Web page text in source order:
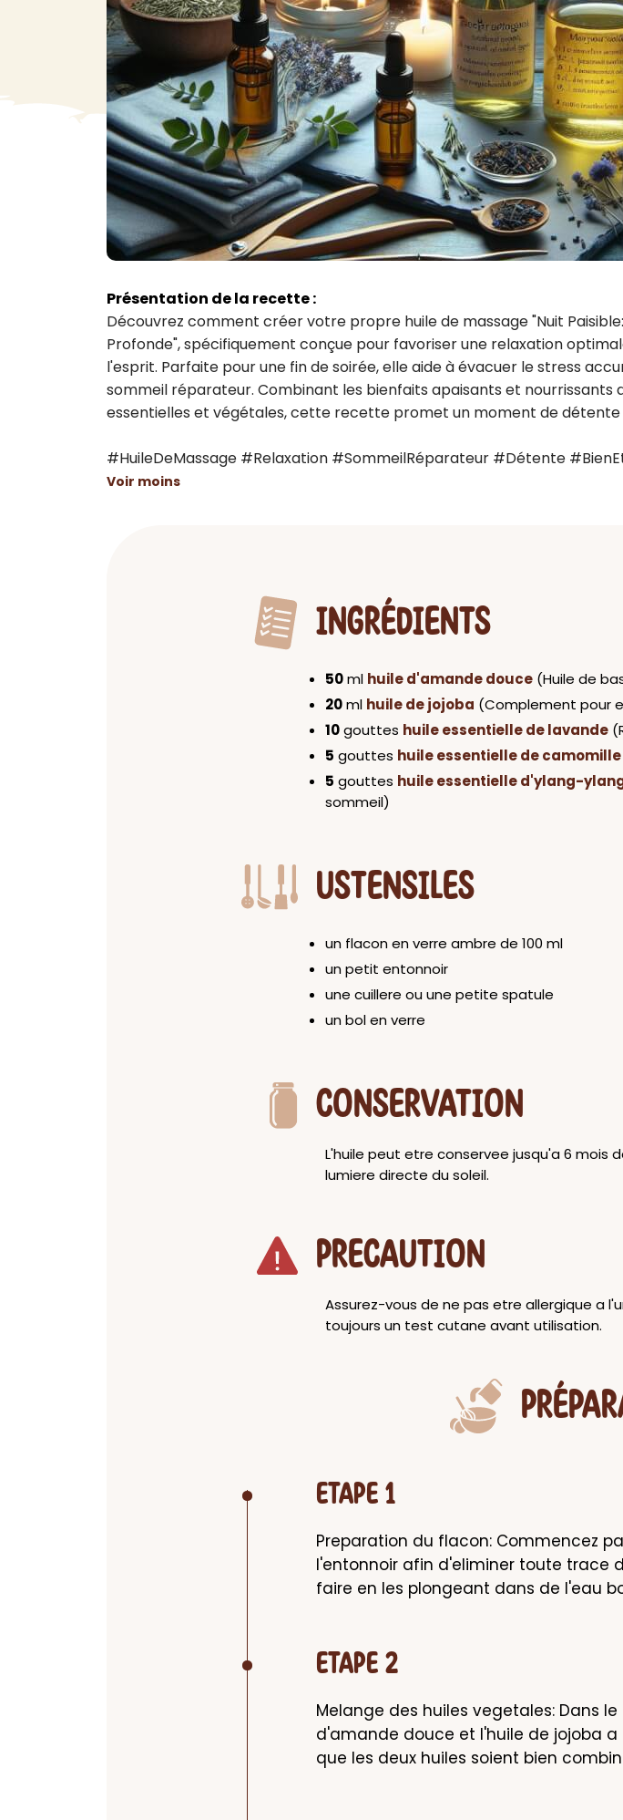
VAISELLE
Liquide Vaiselle
Entretien Lave Vaiselle
Autre
> Voir tout
Spécial
Objet
Autre
> Voir
BAIN ET
Gel douche
Savon
Huile de bain
Pain moussant
Bombe de bain
Autre
> Voir tout
Présentation de la recette :
Découvrez comment créer votre propre huile de massage "Nuit
Profonde", spécifiquement conçue pour favoriser une relaxation
l'esprit. Parfaite pour une fin de soirée, elle aide à évacuer le stress
sommeil réparateur. Combinant les bienfaits apaisants et nourrissants
essentielles et végétales, cette recette promet un moment de détente
#HuileDeMassage #Relaxation #SommeilRéparateur #Détente
Voir moins
INGRÉDIENTS
50ml huile d'amande douce (Huile de
20ml huile de jojoba (Complement pour
10gouttes huile essentielle de lavande
5 gouttes huile essentielle de
5 gouttes huile essentielle d'ylang-
sommeil)
USTENSILES
un flacon en verre ambre de 100 ml
un petit entonnoir
une cuillere ou une petite spatule
un bol en verre
CONSERVATION
L'huile peut etre conservee jusqu'a 6 mois
lumiere directe du soleil.
PRECAUTION
Assurez-vous de ne pas etre allergique a
toujours un test cutane avant utilisation.
ETAPE 1
Preparation du flacon: Commencez
l'entonnoir afin d'eliminer toute trace
faire en les plongeant dans de l'eau
ETAPE 2
Melange des huiles vegetales: Dans
d'amande douce et l'huile de jojoba a
que les deux huiles soient bien